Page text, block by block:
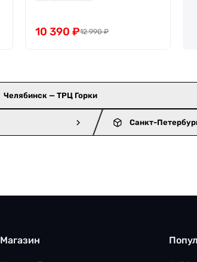
12 990₽
10 390 ₽
Челябинск — ТРЦ Горки
Санкт-
Магазин